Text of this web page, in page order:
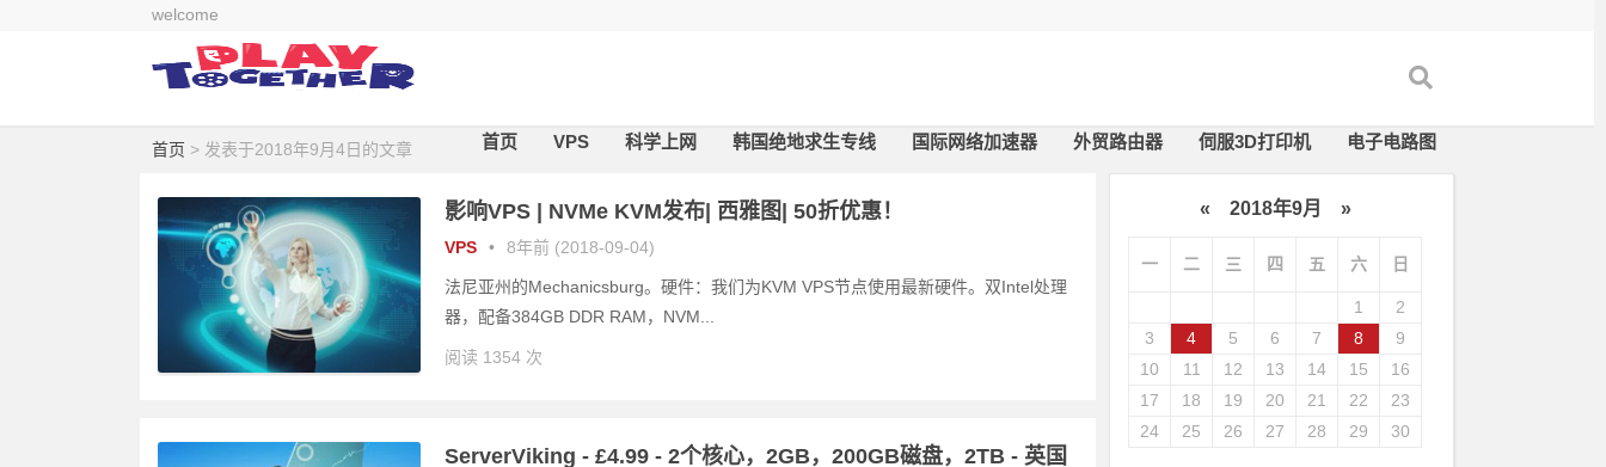
welcome
首页 VPS 科学上网 韩国绝地求生专线 国际网络加速器 外贸路由器 伺服3D打印机 电子电路图
首页 > 发表于2018年9月4日的文章
影响VPS | NVMe KVM发布| 西雅图| 50折优惠！
VPS • 8年前 (2018-09-04)
法尼亚州的Mechanicsburg。硬件：我们为KVM VPS节点使用最新硬件。双Intel处理
器，配备384GB DDR RAM，NVM...
阅读 1354 次
ServerViking - £4.99 - 2个核心，2GB，200GB磁盘，2TB - 英国
« 2018年9月 »
一 二 三 四 五 六 日
1
2
3
4 5 6 7 8
9
10
11 12 13 14 15
16
17
18 19 20 21 22
23
24
25 26 27 28 29 30